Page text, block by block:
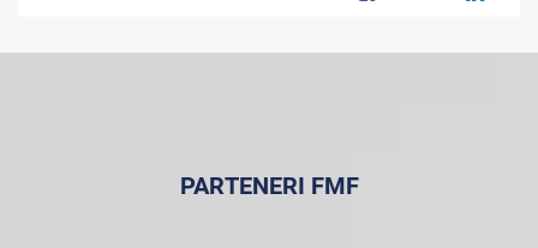
PARTENERI FMF